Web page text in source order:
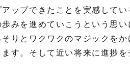
ップできたことを実感して
みを進めていこうという思
りとワクワクのマジックを
す。そして近い将来に進捗